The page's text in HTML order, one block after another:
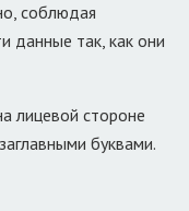
соблюдая
данные так, как они
лицевой стороне
буквами.